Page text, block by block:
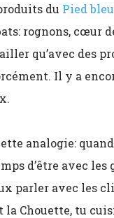
du Pied bleu
rognons, cœur
qu’avec des
Il y a
analogie:
d’être avec les
parler avec les
Chouette, tu